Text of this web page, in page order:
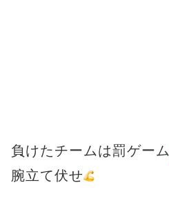
負けたチームは罰ゲーム
腕立て伏せ